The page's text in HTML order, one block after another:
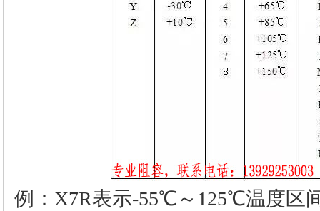
例：X7R表示-55℃～125℃温度区